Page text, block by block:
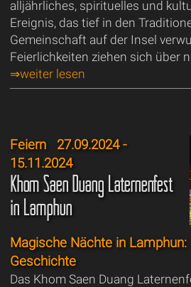
alljährliches, spirituelles und
Ereignis, das tief in den
Gemeinschaft auf der Insel
Feierlichkeiten ziehen sich über
⇒weiter lesen
Feiern27.09.2024 -
15.11.2024
Khom Saen Duang Laternenfest
in Lamphun
Magische Nächte in Lamphun:
Geschichte
Das Khom Saen Duang